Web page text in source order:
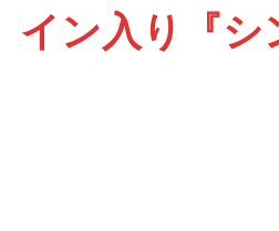
イン入り『